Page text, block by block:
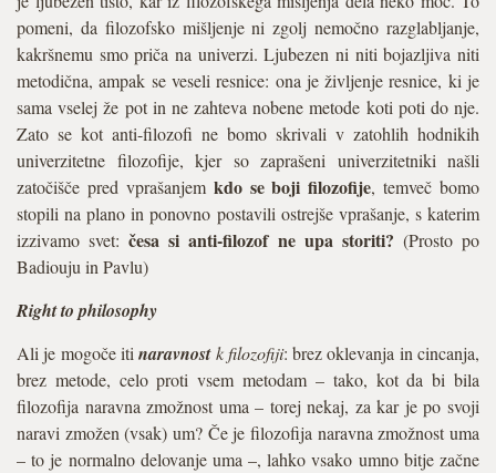
pomeni, da filozofsko mišljenje ni zgolj nemočno razglabljanje,
kakršnemu smo priča na univerzi. Ljubezen ni niti bojazljiva niti
metodična, ampak se veseli resnice: ona je življenje resnice, ki je
sama vselej že pot in ne zahteva nobene metode koti poti do nje.
Zato se kot anti-filozofi ne bomo skrivali v zatohlih hodnikih
univerzitetne filozofije, kjer so zaprašeni univerzitetniki našli
zatočišče pred vprašanjem kdo se boji filozofije, temveč bomo
stopili na plano in ponovno postavili ostrejše vprašanje, s katerim
izzivamo svet:česa si anti-filozof ne upa storiti? (Prosto po
Badiouju in Pavlu)
Right to philosophy
Ali je mogoče itinaravnost k filozofiji: brez oklevanja in cincanja,
brez metode, celo proti vsem metodam – tako, kot da bi bila
filozofija naravna zmožnost uma – torej nekaj, za kar je po svoji
naravi zmožen (vsak) um? Če je filozofija naravna zmožnost uma
– to je normalno delovanje uma –, lahko vsako umno bitje začne